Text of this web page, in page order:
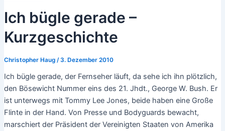
Ich bügle gerade –
Kurzgeschichte
Christopher Haug /3. Dezember 2010
Ich bügle gerade, der Fernseher läuft, da sehe ich ihn plötzlich,
den Bösewicht Nummer eins des 21. Jhdt., George W. Bush. Er
ist unterwegs mit Tommy Lee Jones, beide haben eine Große
Flinte in der Hand. Von Presse und Bodyguards bewacht,
marschiert der Präsident der Vereinigten Staaten von Amerika